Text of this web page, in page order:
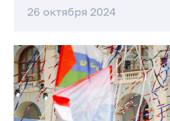
26 октября 2024